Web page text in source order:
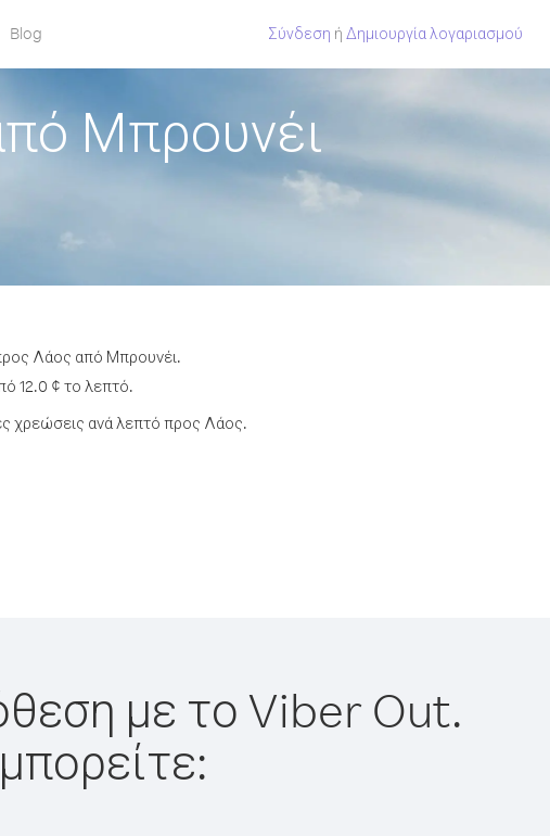
Blog Σύνδεση ή Δημιουργία λογαριασμού
Μπρουνέι
Λάος από Μπρουνέι.
12.0 ¢ το λεπτό.
χρεώσεις ανά λεπτό προς Λάος.
με το Viber Out.